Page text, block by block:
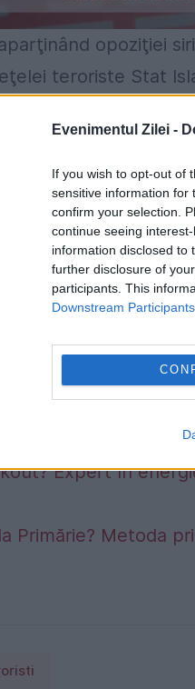
Evenimentul Zilei -
If you wish to opt-out of
sensitive information for
confirm your selection.
continue seeing
information disclosed to
further disclosure of
participants. This
Downstream Participants
opoziţiei
teroriste Stat
un belgian de
2014.
Expert în
Primărie? Metoda